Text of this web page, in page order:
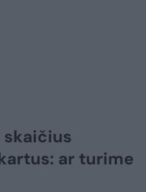
ar turime